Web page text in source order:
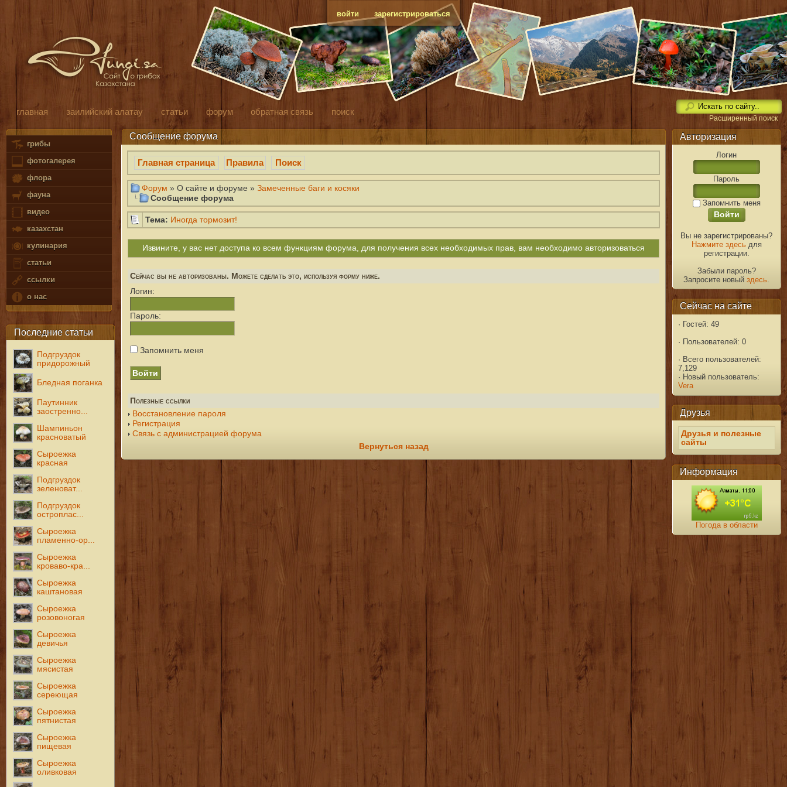
войти зарегистрироваться
главная заилийский алатау статьи форум обратная связь поиск
Расширенный поиск
грибы
фотогалерея
флора
фауна
видео
казахстан
кулинария
статьи
ссылки
о нас
Последние статьи
Подгруздок
придорожный
Бледная поганка
Паутинник
заостренно...
Шампиньон
красноватый
Сыроежка
красная
Подгруздок
зеленоват...
Подгруздок
остроплас...
Сыроежка
пламенно-ор...
Сыроежка
кроваво-кра...
Сыроежка
каштановая
Сыроежка
розовоногая
Сыроежка
девичья
Сыроежка
мясистая
Сыроежка
сереющая
Сыроежка
пятнистая
Сыроежка
пищевая
Сыроежка
оливковая
Авторизация
Логин
Пароль
Запомнить меня
Вы не зарегистрированы?
Нажмите здесьдля
регистрации.
Забыли пароль?
Запросите новыйздесь
Сейчас на сайте
· Гостей: 49
· Пользователей: 0
· Всего пользователей:
7,129
· Новый пользователь:
Vera
Друзья
Друзья и полезные
сайты
Информация
Погода в области
Сообщение форума
Главная страница Правила Поиск
Форум » О сайте и форуме » Замеченные баги и косяки
Сообщение форума
Тема: Иногда тормозит!
Извините, у вас нет доступа ко всем функциям форума, для получения всех необходимых прав, вам необходимо авторизоваться
Сейчас вы не авторизованы. Можете сделать это, используя форму ниже.
Логин:
Пароль:
Запомнить меня
Полезные ссылки
Восстановление пароля
Регистрация
Связь с администрацией форума
Вернуться назад